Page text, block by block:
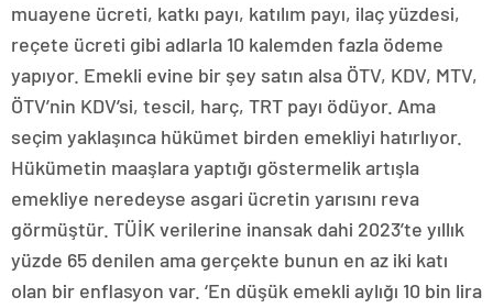
muayene ücreti, katkı payı, katılım payı, ilaç yüzdesi,
reçete ücreti gibi adlarla 10 kalemden fazla ödeme
yapıyor. Emekli evine bir şey satın alsa ÖTV, KDV, MTV,
ÖTV’nin KDV’si, tescil, harç, TRT payı ödüyor. Ama
seçim yaklaşınca hükümet birden emekliyi hatırlıyor.
Hükümetin maaşlara yaptığı göstermelik artışla
emekliye neredeyse asgari ücretin yarısını reva
görmüştür. TÜİK verilerine inansak dahi 2023’te yıllık
yüzde 65 denilen ama gerçekte bunun en az iki katı
olan bir enflasyon var. ‘En düşük emekli aylığı 10 bin lira